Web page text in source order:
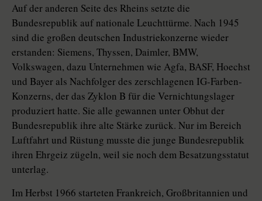
Auf der anderen Seite des Rheins setzte die
Bundesrepublik auf nationale Leuchttürme. Nach 1945
sind die großen deutschen Industriekonzerne wieder
erstanden: Siemens, Thyssen, Daimler, BMW,
Volkswagen, dazu Unternehmen wie Agfa, BASF, Hoechst
und Bayer als Nachfolger des zerschlagenen IG-Farben-
Konzerns, der das Zyklon B für die Vernichtungslager
produziert hatte. Sie alle gewannen unter Obhut der
Bundesrepublik ihre alte Stärke zurück. Nur im Bereich
Luftfahrt und Rüstung musste die junge Bundesrepublik
ihren Ehrgeiz zügeln, weil sie noch dem Besatzungsstatut
unterlag.
Im Herbst 1966 starteten Frankreich, Großbritannien und